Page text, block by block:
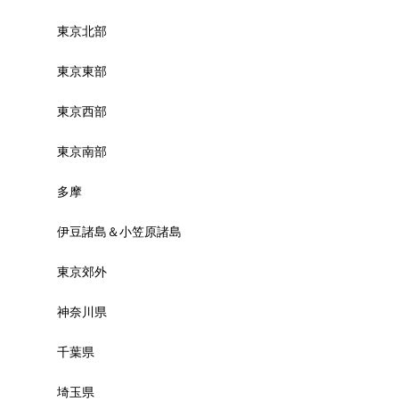
東京北部
東京東部
東京西部
東京南部
多摩
伊豆諸島＆小笠原諸島
東京郊外
神奈川県
千葉県
埼玉県